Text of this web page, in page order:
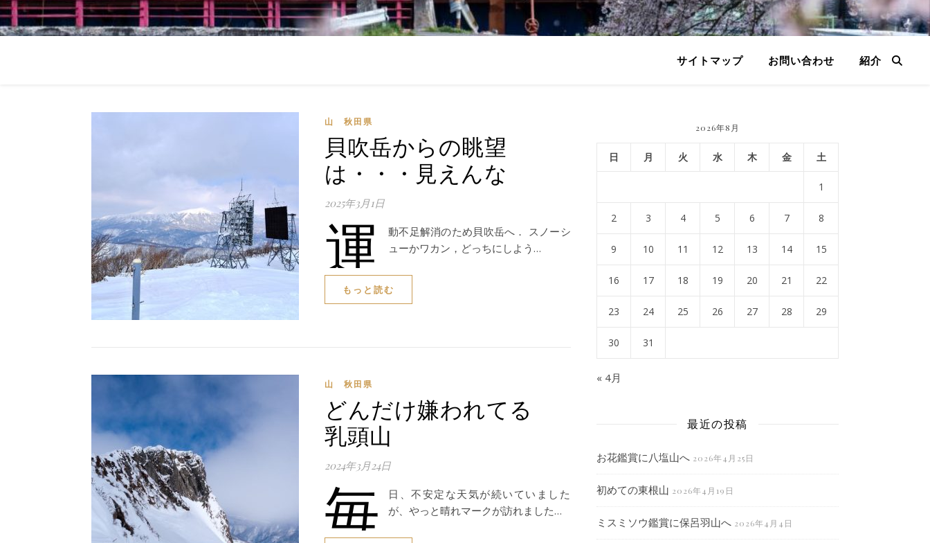
サイトマップ お問い合わせ 紹介
山 秋田県
貝吹岳からの眺望
は・・・見えんな
2025年3月1日
運
動不足解消のため貝吹岳へ． スノーシ
ューかワカン，どっちにしよう…
もっと読む
山 秋田県
どんだけ嫌われてる
乳頭山
2024年3月24日
毎
日、不安定な天気が続いていました
が、やっと晴れマークが訪れました…
2026年8月
日 月 火 水 木 金 土
1
2 3 4 5 6 7 8
9 10 11 12 13 14 15
16 17 18 19 20 21 22
23 24 25 26 27 28 29
30 31
« 4月
最近の投稿
お花鑑賞に八塩山へ 2026年4月25日
初めての東根山 2026年4月19日
ミスミソウ鑑賞に保呂羽山へ 2026年4月4日